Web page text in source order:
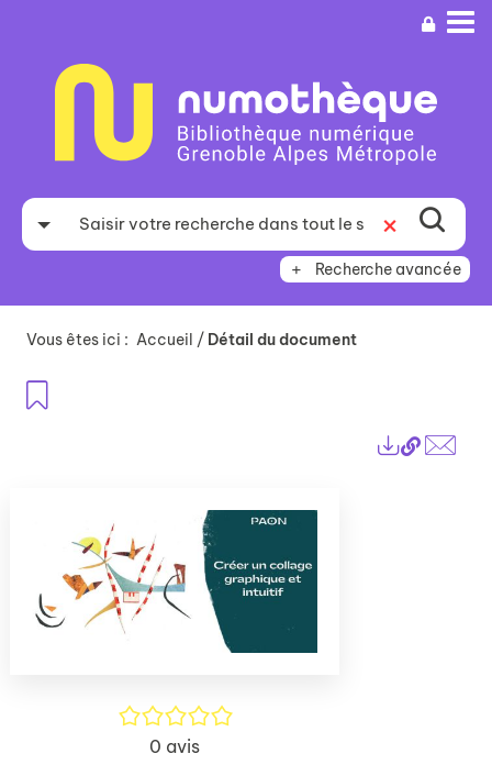
recherche
Recherche avancée
Vous êtes ici : Accueil / Détail du document
Lien
/5
0 avis